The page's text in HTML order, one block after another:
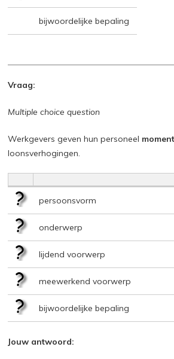
bijwoordelijke bepaling
Vraag:
Multiple choice question
Werkgevers geven hun personeel
loonsverhogingen.
persoonsvorm
onderwerp
lijdend voorwerp
meewerkend voorwerp
bijwoordelijke bepaling
Jouw antwoord: